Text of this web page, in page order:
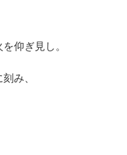
仰ぎ見し。
み、